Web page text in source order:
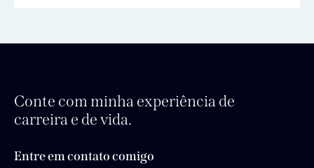
Conte com minha experiência de
carreira e de vida.
Entre em contato comigo